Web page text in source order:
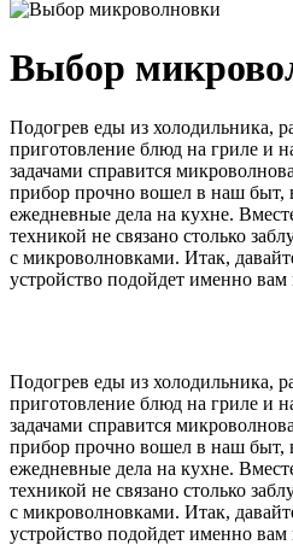
Выбор
Подогрев еды из холодильника,
приготовление блюд на гриле и
задачами справится
прибор прочно вошел в наш быт,
ежедневные дела на кухне.
техникой не связано столько
с микроволновками. Итак,
устройство подойдет именно
Подогрев еды из холодильника,
приготовление блюд на гриле и
задачами справится
прибор прочно вошел в наш быт,
ежедневные дела на кухне.
техникой не связано столько
с микроволновками. Итак,
устройство подойдет именно